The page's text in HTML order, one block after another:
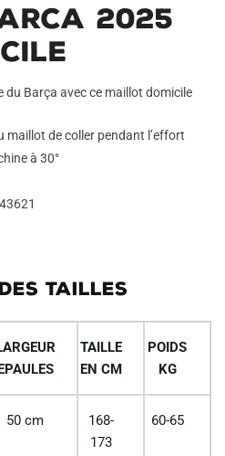
2025
du Barça avec ce maillot domicile
maillot de coller pendant l’effort
à 30°
TAILLES
TAILLE
EN CM
POIDS
KG
50 cm
168-
173
60-65